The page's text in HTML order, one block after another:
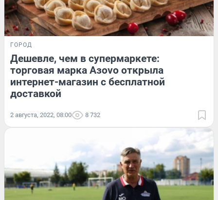
ГОРОД
Дешевле, чем в супермаркете:
торговая марка Азovo открыла
интернет-магазин с бесплатной
доставкой
2 августа, 2022, 08:00 8 732